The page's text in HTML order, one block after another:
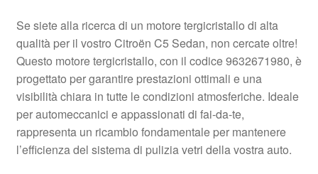
Politica sulla riservatezza
Procedura di Reclamo
Registratore di cassa
Rimostranza
Se siete alla ricerca di un motore tergicristallo di alta
qualità per il vostro Citroën C5 Sedan, non cercate oltre!
Questo motore tergicristallo, con il codice 9632671980, è
progettato per garantire prestazioni ottimali e una
visibilità chiara in tutte le condizioni atmosferiche. Ideale
per automeccanici e appassionati di fai-da-te,
rappresenta un ricambio fondamentale per mantenere
l’efficienza del sistema di pulizia vetri della vostra auto.